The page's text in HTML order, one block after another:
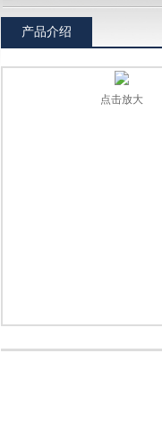
产品介绍
点击放大